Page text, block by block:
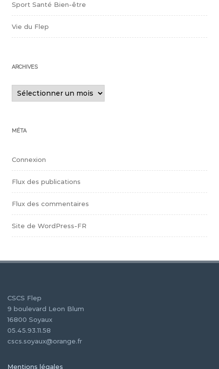
Sport Santé Bien-être
Vie du Flep
ARCHIVES
Archives
MÉTA
Connexion
Flux des publications
Flux des commentaires
Site de WordPress-FR
CSCS Flep
9 boulevard Leon Blum
16800 Soyaux
05.45.93.11.58
cscs.soyaux@orange.fr
Mentions légales